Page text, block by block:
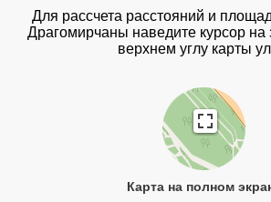
Для рассчета расстояний и
Драгомирчаны наведите курсор на
верхнем углу карты
Карта на полном